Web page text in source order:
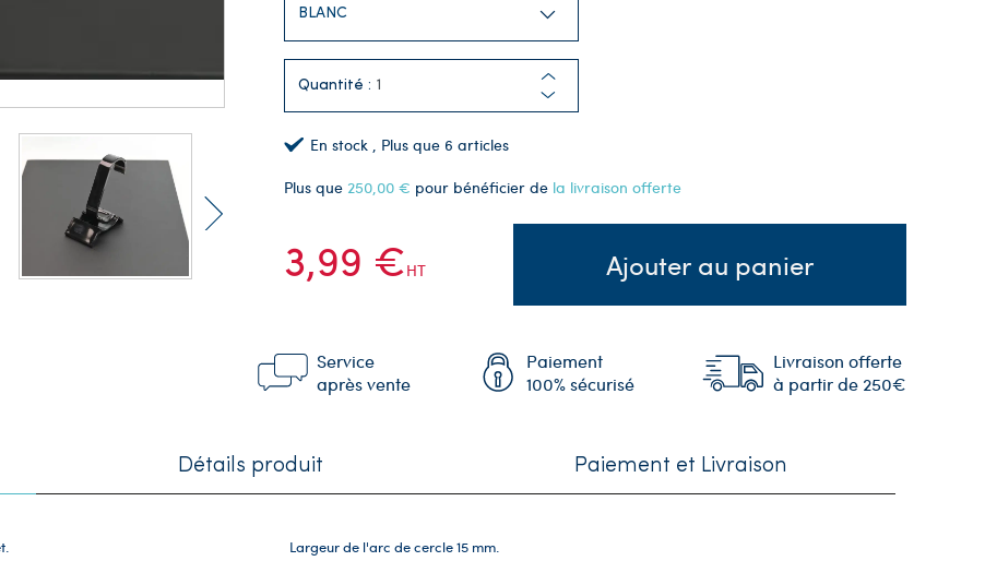
Quantité :
En stock , Plus que 6 articles
Plus que 250,00 € pour bénéficier de la livraison offerte
3,99 €HT Ajouter au panier
Service
après vente
Paiement
100% sécurisé
Livraison offerte
à partir de 250€
Détails produit Paiement et Livraison
Largeur de l'arc de cercle 15 mm.